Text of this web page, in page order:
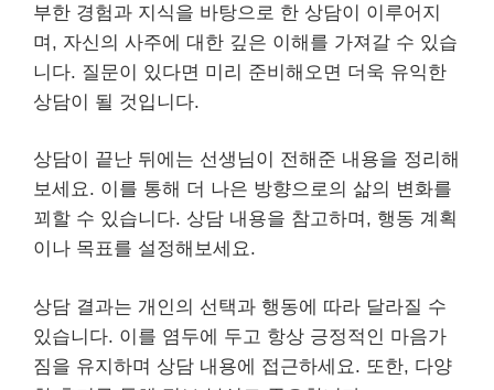
부한 경험과 지식을 바탕으로 한 상담이 이루어지
며, 자신의 사주에 대한 깊은 이해를 가져갈 수 있습
니다. 질문이 있다면 미리 준비해오면 더욱 유익한
상담이 될 것입니다.
상담이 끝난 뒤에는 선생님이 전해준 내용을 정리해
보세요. 이를 통해 더 나은 방향으로의 삶의 변화를
꾀할 수 있습니다. 상담 내용을 참고하며, 행동 계획
이나 목표를 설정해보세요.
상담 결과는 개인의 선택과 행동에 따라 달라질 수
있습니다. 이를 염두에 두고 항상 긍정적인 마음가
짐을 유지하며 상담 내용에 접근하세요. 또한, 다양